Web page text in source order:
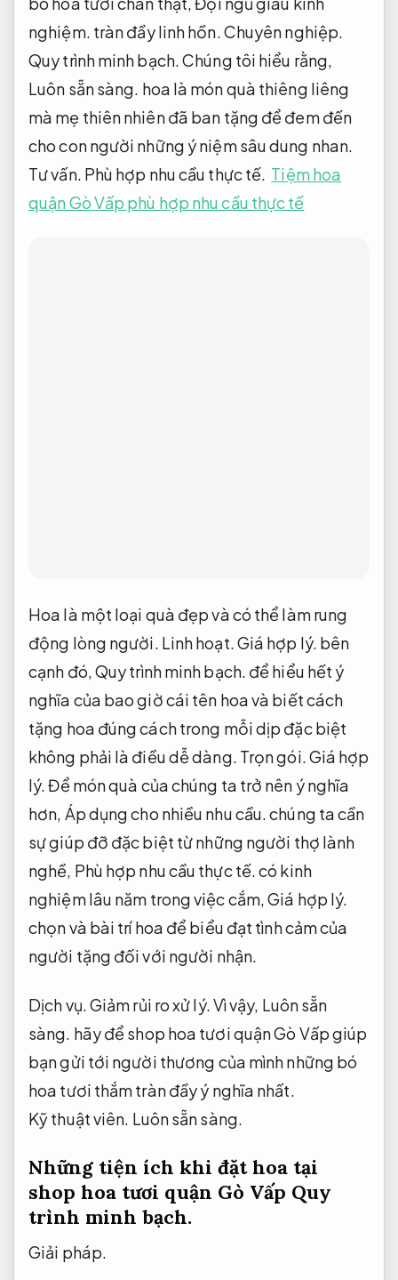
nghiệm. tràn đầy linh hồn.Chuyên nghiệp.
Quy trình minh bạch.Chúng tôi hiểu rằng,
Luôn sẵn sàng. hoa là món quà thiêng liêng
mà mẹ thiên nhiên đã ban tặng để đem đến
cho con người những ý niệm sâu dung nhan.
Tư vấn. Phù hợp nhu cầu thực tế. Tiệm hoa
quận Gò Vấp phù hợp nhu cầu thực tế
Hoa là một loại quà đẹp và có thể làm rung
động lòng người. Linh hoạt.Giá hợp lý. bên
cạnh đó,Quy trình minh bạch. để hiểu hết ý
nghĩa của bao giờ cái tên hoa và biết cách
tặng hoa đúng cách trong mỗi dịp đặc biệt
không phải là điều dễ dàng. Trọn gói.Giá hợp
lý.Để món quà của chúng ta trở nên ý nghĩa
hơn, Áp dụng cho nhiều nhu cầu.chúng ta cần
sự giúp đỡ đặc biệt từ những người thợ lành
nghề, Phù hợp nhu cầu thực tế.có kinh
nghiệm lâu năm trong việc cắm,Giá hợp lý.
chọn và bài trí hoa để biểu đạt tình cảm của
người tặng đối với người nhận.
Dịch vụ.Giảm rủi ro xử lý.Vì vậy, Luôn sẵn
sàng. hãy để shop hoa tươi quận Gò Vấp giúp
bạn gửi tới người thương của mình những bó
hoa tươi thắm tràn đầy ý nghĩa nhất.
Kỹ thuật viên. Luôn sẵn sàng.
Những tiện ích khi đặt hoa tại
shop hoa tươi quận Gò Vấp Quy
trình minh bạch.
Giải pháp.